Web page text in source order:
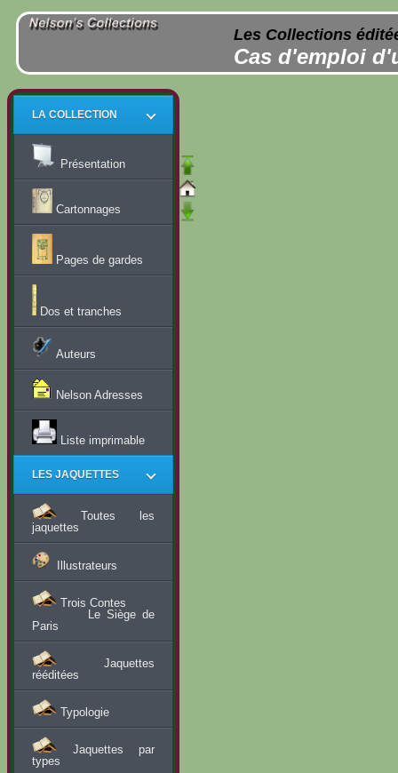
Les Collections
Cas d'emploi
LA COLLECTION
Présentation
Cartonnages
Pages de gardes
Dos et tranches
Auteurs
Nelson Adresses
Liste imprimable
LES JAQUETTES
Toutes les
jaquettes
Illustrateurs
Trois Contes
Le Siège de
Paris
Jaquettes
rééditées
Typologie
Jaquettes par
types